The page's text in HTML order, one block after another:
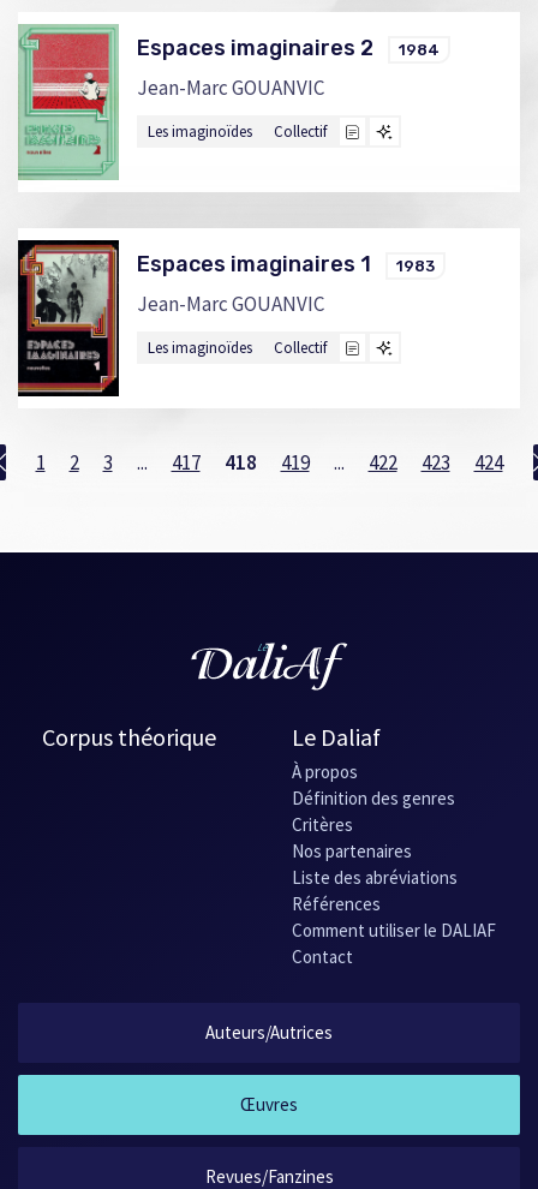
Espaces imaginaires 2 1984
Jean-Marc GOUANVIC
Les imaginoïdes Collectif
Espaces imaginaires 1 1983
Jean-Marc GOUANVIC
Les imaginoïdes Collectif
1 2 3 ... 417 418 419 ... 422 423 424
Corpus théorique Le Daliaf
À propos
Définition des genres
Critères
Nos partenaires
Liste des abréviations
Références
Comment utiliser le DALIAF
Contact
Auteurs/Autrices
Œuvres
Revues/Fanzines